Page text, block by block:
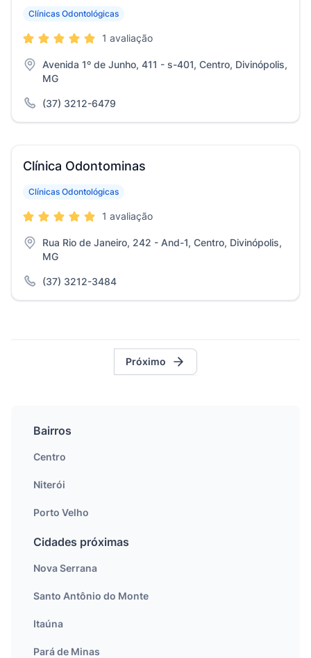
Clínicas Odontológicas
1 avaliação
Avenida 1º de Junho, 411 - s-401, Centro, Divinópolis,
MG
(37) 3212-6479
Clínica Odontominas
Clínicas Odontológicas
1 avaliação
Rua Rio de Janeiro, 242 - And-1, Centro, Divinópolis,
MG
(37) 3212-3484
Próximo
Bairros
Centro
Niterói
Porto Velho
Cidades próximas
Nova Serrana
Santo Antônio do Monte
Itaúna
Pará de Minas